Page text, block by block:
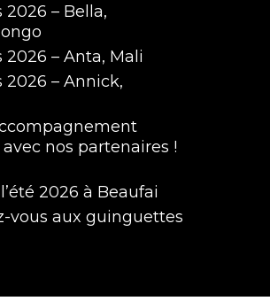
– Bella,
– Anta, Mali
2026 – Annick,
nos partenaires !
2026 à Beaufai
vous aux guinguettes